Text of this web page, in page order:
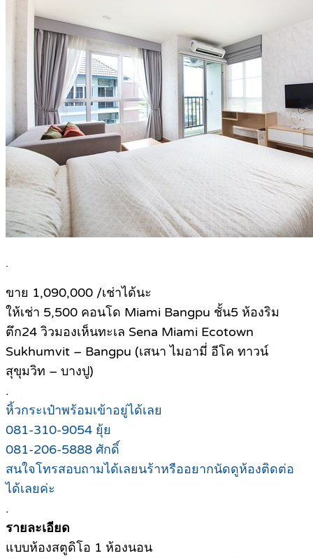
.
ขาย 1,090,000 /เช่าได้นะ
ให้เช่า 5,500 คอนโด Miami Bangpu ชั้น5 ห้องริม
ตึก24 วิวมองเห็นทะเล Sena Miami Ecotown
Sukhumvit – Bangpu (เสนา ไมอามี่ อีโค ทาวน์
สุขุมวิท – บางปู)
.
หิ้วกระเป๋าพร้อมเข้าอยู่ได้เลย
081-310-9054 ยุ้ย
081-206-5888 ศักดิ์
สนใจโทรสอบถามได้เลยนร้าหรืออยากนัดดูห้องติดต่อ
ได้เลยค่ะ
.
รายละเอียด
แบบห้องสตูดิโอ 1 ห้องนอน